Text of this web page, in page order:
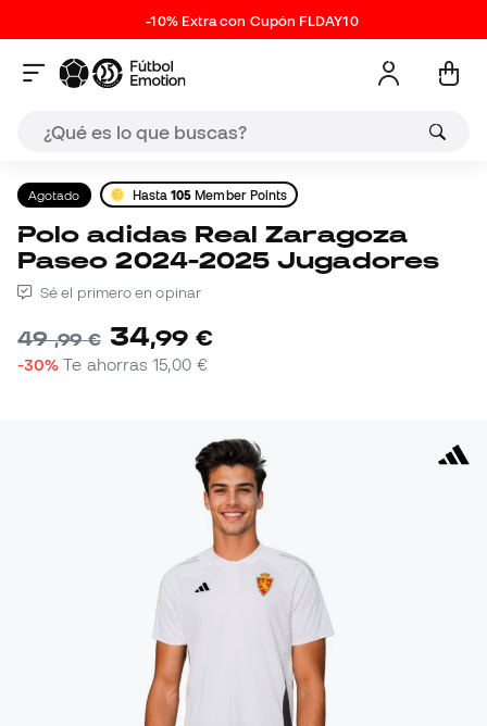
-10% Extra con Cupón FLDAY10
Agotado Hasta105 Member Points
Polo adidas Real Zaragoza
Paseo 2024-2025 Jugadores
Sé el primero en opinar
49,99 € 34,99 €
-30% Te ahorras15,00 €